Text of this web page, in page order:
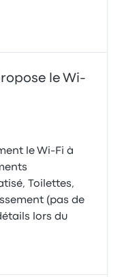
le Wi-
le Wi-Fi à
Toilettes,
(pas de
lors du